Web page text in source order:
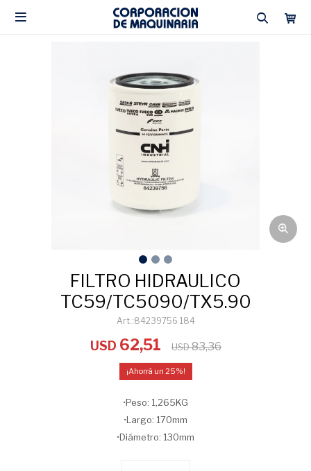

FILTRO HIDRAULICO
TC59/TC5090/TX5.90
84239756 184
USD 62,51 USD 83,36
25
•Peso: 1,265KG
•Largo: 170mm
•Diámetro: 130mm